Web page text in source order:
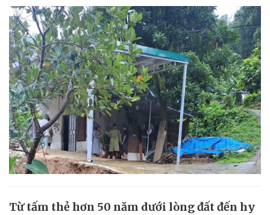
Từ tấm thẻ hơn 50 năm dưới lòng đất đến hy